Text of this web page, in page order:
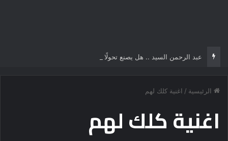
الرئيسية / اغنية كلك لهم
اغنية كلك لهم